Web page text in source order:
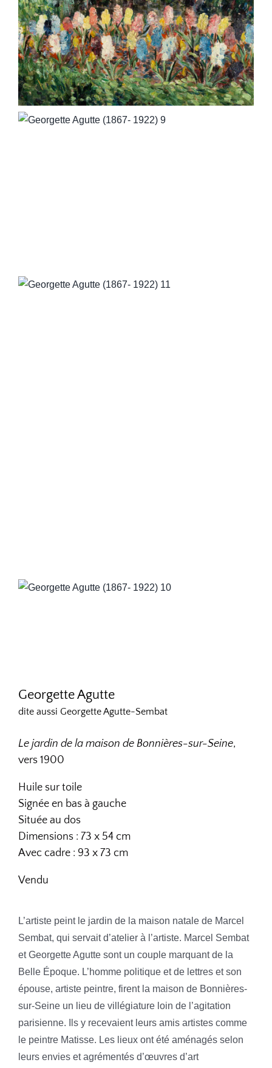
Georgette Agutte
dite aussi Georgette Agutte-Sembat
Le jardin de la maison de Bonnières-sur-Seine,
vers 1900
Huile sur toile
Signée en bas à gauche
Située au dos
Dimensions : 73 x 54 cm
Avec cadre : 93 x 73 cm
Vendu
L’artiste peint le jardin de la maison natale de Marcel
Sembat, qui servait d’atelier à l’artiste. Marcel Sembat
et Georgette Agutte sont un couple marquant de la
Belle Époque. L’homme politique et de lettres et son
épouse, artiste peintre, firent la maison de Bonnières-
sur-Seine un lieu de villégiature loin de l’agitation
parisienne. Ils y recevaient leurs amis artistes comme
le peintre Matisse. Les lieux ont été aménagés selon
leurs envies et agrémentés d’œuvres d’art